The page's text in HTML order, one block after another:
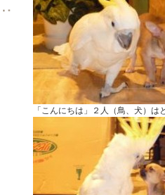
「こんにちは」２人（鳥、犬）は